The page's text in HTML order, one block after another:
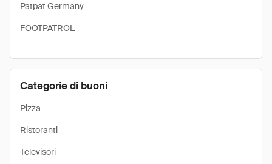
Patpat Germany
FOOTPATROL
Categorie di buoni
Pizza
Ristoranti
Televisori